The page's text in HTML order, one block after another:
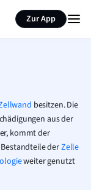
Zur App
besitzen. Die
aus der
kommt der
derZelle
weiter genutzt